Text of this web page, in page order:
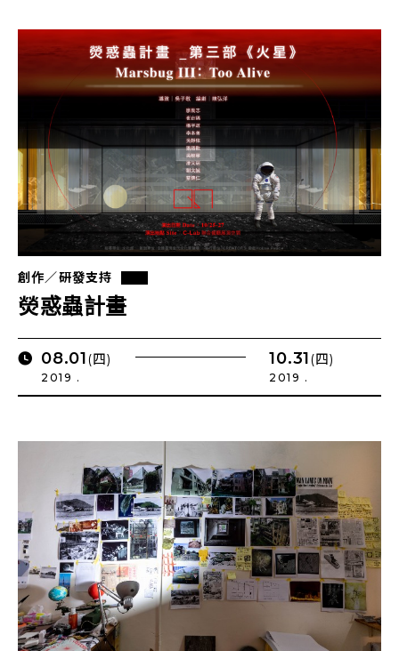
創作／研發支持
熒惑蟲計畫
08.01(四)
2019 .
10.31(四)
2019 .